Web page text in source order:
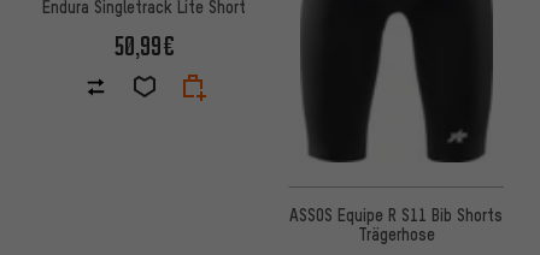
Endura Singletrack Lite Short
50,99€
ASSOS Equipe R S11 Bib Shorts
Trägerhose